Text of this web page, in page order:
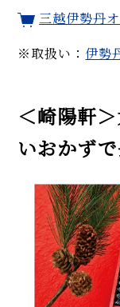
三越伊勢丹
※取扱い： 伊勢
＜崎陽軒
いおかず